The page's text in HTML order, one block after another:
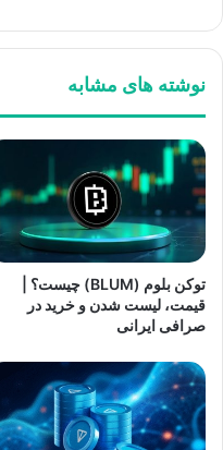
نوشته های مشابه
توکن بلوم (BLUM) چیست؟ |
قیمت، لیست شدن و خرید در
صرافی ایرانی